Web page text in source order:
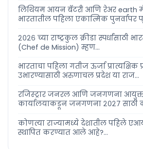
लिथियम आयन बॅटरी आणि रेअर earth
भारतातील पहिला एकात्मिक पुनर्वापर
२०२६ च्या राष्ट्रकुल क्रीडा स्पर्धांसाठी
(Chef de Mission) म्हण...
भारताचा पहिला गतीज ऊर्जा प्रात्यक्षिक
उभारण्यासाठी अरुणाचल प्रदेश या राज...
रजिस्ट्रार जनरल आणि जनगणना आयुक्त
कार्यालयाकडून जनगणना २०२७ साठी
कोणत्या राज्यामध्ये देशातील पहिले
स्थापित करण्यात आले आहे?...